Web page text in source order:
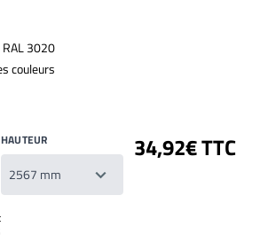
RAL 3020
couleurs
HAUTEUR 34,92€ TTC